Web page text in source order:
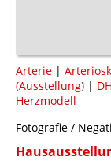
Arterie |
(Ausstellung) |
Herzmodell
Fotografie /